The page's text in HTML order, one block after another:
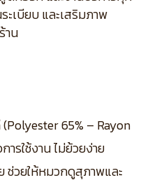
ะเบียบ และเสริมภาพ
าน
65% – Rayon
รใช้งาน ไม่ย้วยง่าย
ช่วยให้หมวกดูสุภาพและ